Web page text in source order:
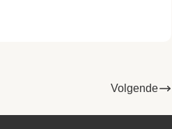
Volgende